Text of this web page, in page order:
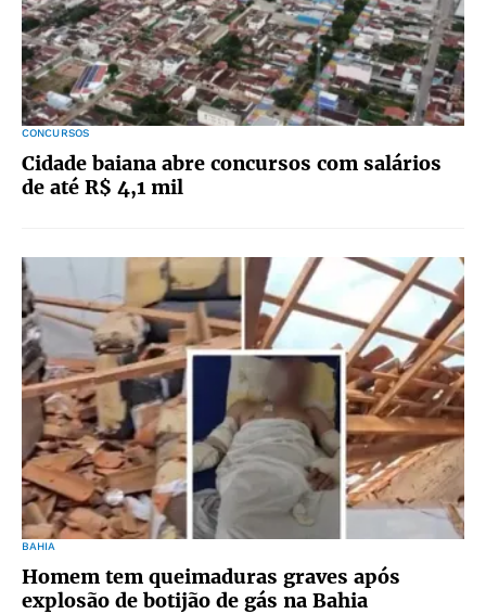
CONCURSOS
Cidade baiana abre concursos com salários
de até R$ 4,1 mil
BAHIA
Homem tem queimaduras graves após
explosão de botijão de gás na Bahia